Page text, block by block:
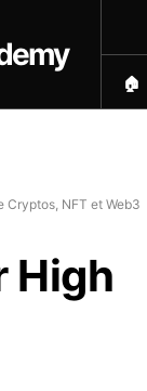
🏠︎
Cryptos, NFT et Web3
High